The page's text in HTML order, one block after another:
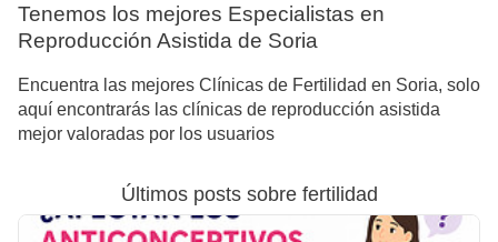
Tenemos los mejores Especialistas en
Reproducción Asistida de Soria
Encuentra las mejores Clínicas de Fertilidad en Soria, solo
aquí encontrarás las clínicas de reproducción asistida
mejor valoradas por los usuarios
Últimos posts sobre fertilidad